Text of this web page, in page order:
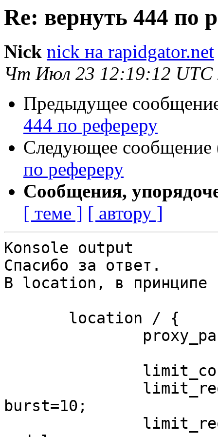
Re: вернуть 444 по
Nick nick на rapidgator.net
Чт Июл 23 12:19:12 UTC
Предыдущее
444 по рефереру
Следующее сообщение
по рефереру
Сообщения,
[ теме ] [ автору ]
Konsole output
Спасибо за ответ.
В location, в принципе
burst=10;